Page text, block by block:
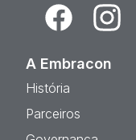
Facebook
A Embracon
História
Parceiros